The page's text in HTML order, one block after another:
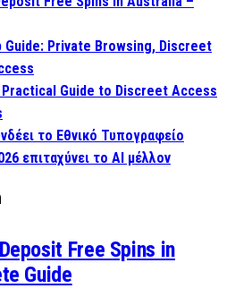
Guide: Private Browsing, Discreet
Practical Guide to Discreet Access
το Εθνικό Τυπογραφείο
επιταχύνει το AI μέλλον
Free Spins in
Guide